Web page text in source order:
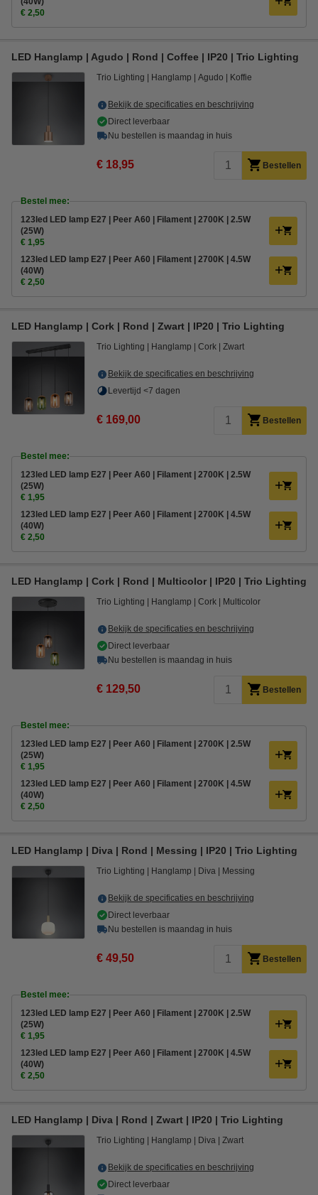
€ 2,50
LED Hanglamp | Agudo | Rond | Coffee | IP20 | Trio Lighting
Trio Lighting Hanglamp Agudo Koffie
Bekijk de specificaties en beschrijving
Direct leverbaar
Nu bestellen is maandag in huis
€ 18,95 Bestellen
Bestel mee:
123led LED lamp E27 | Peer A60 | Filament | 2700K | 2.5W
(25W)
€ 1,95
123led LED lamp E27 | Peer A60 | Filament | 2700K | 4.5W
(40W)
€ 2,50
LED Hanglamp | Cork | Rond | Zwart | IP20 | Trio Lighting
Trio Lighting Hanglamp Cork Zwart
Bekijk de specificaties en beschrijving
Levertijd <7 dagen
€ 169,00 Bestellen
Bestel mee:
123led LED lamp E27 | Peer A60 | Filament | 2700K | 2.5W
(25W)
€ 1,95
123led LED lamp E27 | Peer A60 | Filament | 2700K | 4.5W
(40W)
€ 2,50
LED Hanglamp | Cork | Rond | Multicolor | IP20 | Trio Lighting
Trio Lighting Hanglamp Cork Multicolor
Bekijk de specificaties en beschrijving
Direct leverbaar
Nu bestellen is maandag in huis
€ 129,50 Bestellen
Bestel mee:
123led LED lamp E27 | Peer A60 | Filament | 2700K | 2.5W
(25W)
€ 1,95
123led LED lamp E27 | Peer A60 | Filament | 2700K | 4.5W
(40W)
€ 2,50
LED Hanglamp | Diva | Rond | Messing | IP20 | Trio Lighting
Trio Lighting Hanglamp Diva Messing
Bekijk de specificaties en beschrijving
Direct leverbaar
Nu bestellen is maandag in huis
€ 49,50 Bestellen
Bestel mee:
123led LED lamp E27 | Peer A60 | Filament | 2700K | 2.5W
(25W)
€ 1,95
123led LED lamp E27 | Peer A60 | Filament | 2700K | 4.5W
(40W)
€ 2,50
LED Hanglamp | Diva | Rond | Zwart | IP20 | Trio Lighting
Trio Lighting Hanglamp Diva Zwart
Bekijk de specificaties en beschrijving
Direct leverbaar